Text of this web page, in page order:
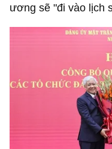
ương sẽ "đi vào lịch